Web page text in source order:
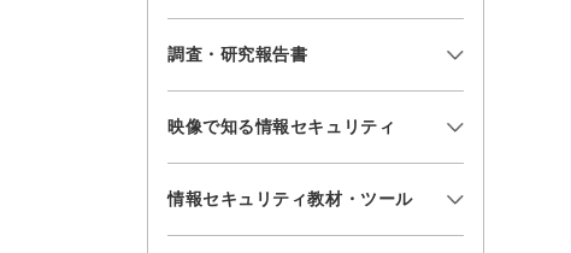
調査・研究報告書
映像で知る情報セキュリティ
情報セキュリティ教材・ツール